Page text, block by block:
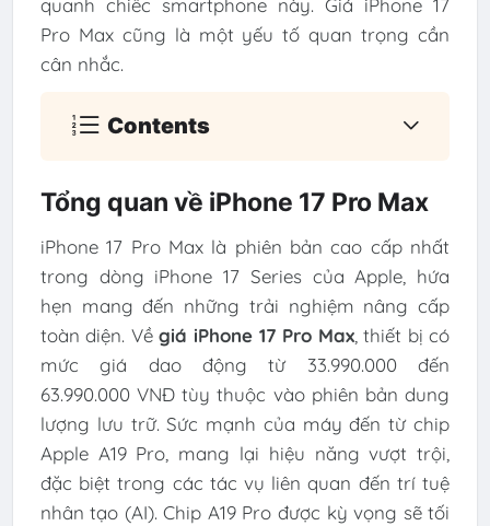
Pro Max cũng là một yếu tố quan trọng cần
cân nhắc.
Contents
Tổng quan về iPhone 17 Pro Max
iPhone 17 Pro Max là phiên bản cao cấp nhất
trong dòng iPhone 17 Series của Apple, hứa
hẹn mang đến những trải nghiệm nâng cấp
toàn diện. Vềgiá iPhone 17 Pro Max, thiết bị có
mức giá dao động từ 33.990.000 đến
63.990.000 VNĐ tùy thuộc vào phiên bản dung
lượng lưu trữ. Sức mạnh của máy đến từ chip
Apple A19 Pro, mang lại hiệu năng vượt trội,
đặc biệt trong các tác vụ liên quan đến trí tuệ
nhân tạo (AI). Chip A19 Pro được kỳ vọng sẽ tối